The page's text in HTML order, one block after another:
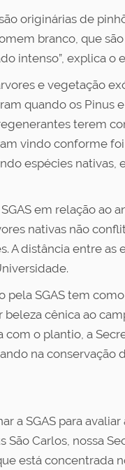
originárias de
branco, que
intenso”, explica o
e vegetação
quando os Pinus
terem
vindo conforme
espécies
em relação ao
nativas não
A distância entre
SGAS tem
beleza cênica ao
com o plantio, a
na conservação
a SGAS para
São Carlos, nossa
está concentrada